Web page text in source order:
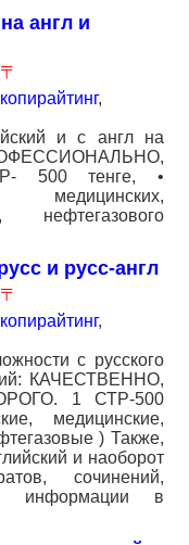
англ и
,
и с англ на
500 тенге, •
медицинских,
нефтегазового
и русс-англ
,
с русского
КАЧЕСТВЕННО,
1 СТР-500
медицинские,
) Также,
и наоборот
сочинений,
информации в